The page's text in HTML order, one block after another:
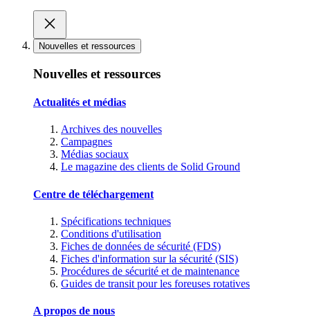
Nouvelles et ressources
Nouvelles et ressources
Actualités et médias
Archives des nouvelles
Campagnes
Médias sociaux
Le magazine des clients de Solid Ground
Centre de téléchargement
Spécifications techniques
Conditions d'utilisation
Fiches de données de sécurité (FDS)
Fiches d'information sur la sécurité (SIS)
Procédures de sécurité et de maintenance
Guides de transit pour les foreuses rotatives
A propos de nous